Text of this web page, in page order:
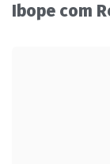
Ibope com